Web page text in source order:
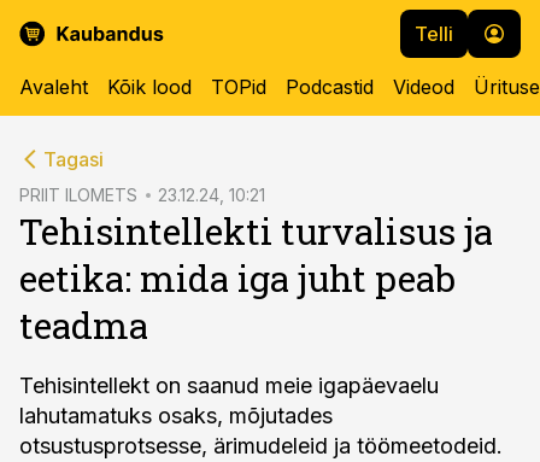
Telli
Avaleht Kõik lood TOPid Podcastid Videod
Tagasi
PRIIT ILOMETS 23.12.24, 10:21
Tehisintellekti turvalisus ja
eetika: mida iga juht peab
teadma
Tehisintellekt on saanud meie igapäevaelu
lahutamatuks osaks, mõjutades
otsustusprotsesse, ärimudeleid ja töömeetodeid.